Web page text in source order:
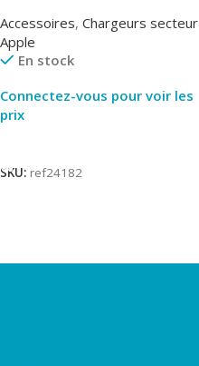
Accessoires, Chargeurs secteur
Apple
En stock
Connectez-vous pour voir les
prix
SKU: ref24182